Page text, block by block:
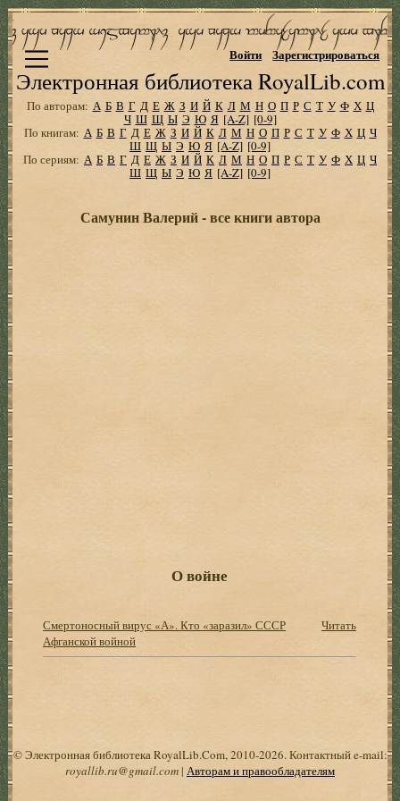
Электронная библиотека RoyalLib.com
Войти Зарегистрироваться
По авторам: А Б В Г Д Е Ж З И Й К Л М Н О П Р С Т У Ф Х Ц
Ч Ш Щ Ы Э Ю Я [A-Z] [0-9]
По книгам: А Б В Г Д Е Ж З И Й К Л М Н О П Р С Т У Ф Х Ц Ч
Ш Щ Ы Э Ю Я [A-Z] [0-9]
По сериям: А Б В Г Д Е Ж З И Й К Л М Н О П Р С Т У Ф Х Ц Ч
Ш Щ Ы Э Ю Я [A-Z] [0-9]
Самунин Валерий - все книги автора
О войне
Смертоносный вирус «А». Кто «заразил» СССР
Афганской войной
Читать
© Электронная библиотека RoyalLib.Com, 2010-2026. Контактный e-mail:
royallib.ru@gmail.com| Авторам и правообладателям